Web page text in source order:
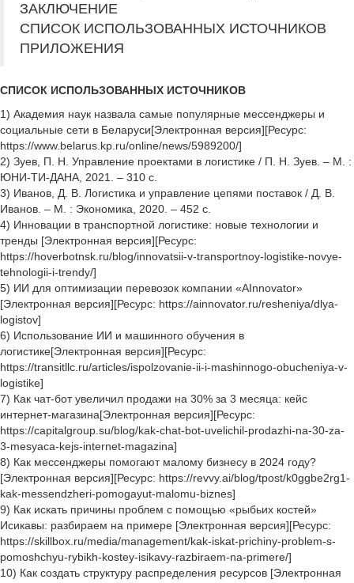
ЗАКЛЮЧЕНИЕ
СПИСОК ИСПОЛЬЗОВАННЫХ ИСТОЧНИКОВ
ПРИЛОЖЕНИЯ
СПИСОК ИСПОЛЬЗОВАННЫХ ИСТОЧНИКОВ
1) Академия наук назвала самые популярные мессенджеры и
социальные сети в Беларуси[Электронная версия][Ресурс:
https://www.belarus.kp.ru/online/news/5989200/]
2) Зуев, П. Н. Управление проектами в логистике / П. Н. Зуев. – М. :
ЮНИ-ТИ-ДАНА, 2021. – 310 с.
3) Иванов, Д. В. Логистика и управление цепями поставок / Д. В.
Иванов. – М. : Экономика, 2020. – 452 с.
4) Инновации в транспортной логистике: новые технологии и
тренды [Электронная версия][Ресурс:
https://hoverbotnsk.ru/blog/innovatsii-v-transportnoy-logistike-novye-
tehnologii-i-trendy/]
5) ИИ для оптимизации перевозок компании «AInnovator»
[Электронная версия][Ресурс: https://ainnovator.ru/resheniya/dlya-
logistov]
6) Использование ИИ и машинного обучения в
логистике[Электронная версия][Ресурс:
https://transitllc.ru/articles/ispolzovanie-ii-i-mashinnogo-obucheniya-v-
logistike]
7) Как чат-бот увеличил продажи на 30% за 3 месяца: кейс
интернет-магазина[Электронная версия][Ресурс:
https://capitalgroup.su/blog/kak-chat-bot-uvelichil-prodazhi-na-30-za-
3-mesyaca-kejs-internet-magazina]
8) Как мессенджеры помогают малому бизнесу в 2024 году?
[Электронная версия][Ресурс: https://revvy.ai/blog/tpost/k0ggbe2rg1-
kak-messendzheri-pomogayut-malomu-biznes]
9) Как искать причины проблем с помощью «рыбьих костей»
Исикавы: разбираем на примере [Электронная версия][Ресурс:
https://skillbox.ru/media/management/kak-iskat-prichiny-problem-s-
pomoshchyu-rybikh-kostey-isikavy-razbiraem-na-primere/]
10) Как создать структуру распределения ресурсов [Электронная